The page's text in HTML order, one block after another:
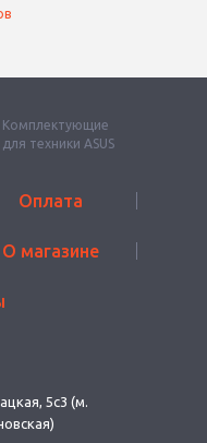
Комплектующие
для техники ASUS
Оплата
О магазине
5с3 (м.